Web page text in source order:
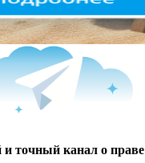
точный канал о праве